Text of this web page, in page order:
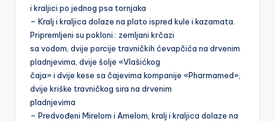
i kraljici po jednog psa tornjaka
– Kralj i kraljica dolaze na plato ispred kule i kazamata.
Pripremljeni su pokloni : zemljani krčazi
sa vodom, dvije porcije travničkih ćevapčića na drvenim
pladnjevima, dvije šolje «Vlašićkog
čaja» i dvije kese sa čajevima kompanije «Pharmamed»,
dvije kriške travničkog sira na drvenim
pladnjevima
– Predvođeni Mirelom i Amelom, kralj i kraljica dolaze na